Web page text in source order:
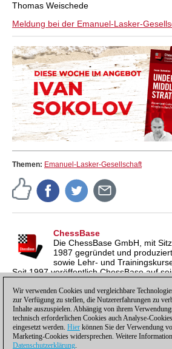
Thomas Weischede
Meldung bei der Emanuel-Lasker-
Themen: Emanuel-Lasker-Gesellschaft
ChessBase
Die ChessBase GmbH, mit
1987 gegründet und
sowie Lehr- und
Seit 1997 veröffentlich ChessBase auf
inzwischen in vier Sprachen und gilt
Schachnachrichtenseite.
Wir verwenden Cookies und vergleichbare
zur Verfügung zu stellen, die Nutzererfahrungen zu
Inhalte auszuspielen. Abhängig von ihrem
technisch erforderlichen Cookies auch Analyse-
eingesetzt werden. Hier können Sie der Verwendung
Marketing-Cookies widersprechen. Weitere
Datenschutzerklärung.